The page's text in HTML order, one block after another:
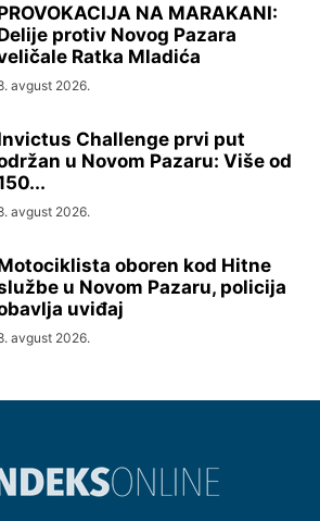
NA MARAKANI:
protiv Novog Pazara
Ratka Mladića
avgust 2026.
Challenge prvi put
u Novom Pazaru: Više od
avgust 2026.
oboren kod Hitne
u Novom Pazaru, policija
uviđaj
avgust 2026.